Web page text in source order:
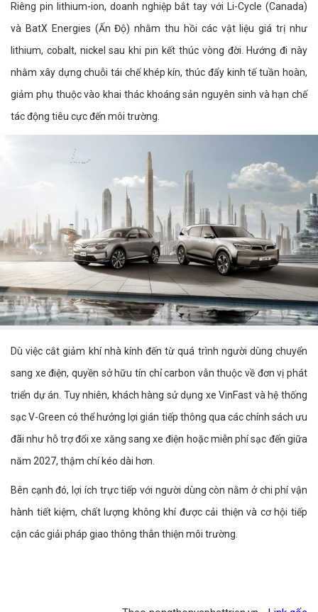
Riêng pin lithium-ion, doanh nghiệp bắt tay với Li-Cycle (Canada)
và BatX Energies (Ấn Độ) nhằm thu hồi các vật liệu giá trị như
lithium, cobalt, nickel sau khi pin kết thúc vòng đời. Hướng đi này
nhằm xây dựng chuỗi tái chế khép kín, thúc đẩy kinh tế tuần hoàn,
giảm phụ thuộc vào khai thác khoáng sản nguyên sinh và hạn chế
tác động tiêu cực đến môi trường.
Dù việc cắt giảm khí nhà kính đến từ quá trình người dùng chuyển
sang xe điện, quyền sở hữu tín chỉ carbon vẫn thuộc về đơn vị phát
triển dự án. Tuy nhiên, khách hàng sử dụng xe VinFast và hệ thống
sạc V-Green có thể hưởng lợi gián tiếp thông qua các chính sách ưu
đãi như hỗ trợ đổi xe xăng sang xe điện hoặc miễn phí sạc đến giữa
năm 2027, thậm chí kéo dài hơn.
Bên cạnh đó, lợi ích trực tiếp với người dùng còn nằm ở chi phí vận
hành tiết kiệm, chất lượng không khí được cải thiện và cơ hội tiếp
cận các giải pháp giao thông thân thiện môi trường.